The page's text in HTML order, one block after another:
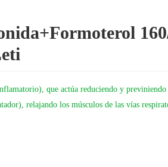
que actúa reduciendo y
relajando los músculos de las vías